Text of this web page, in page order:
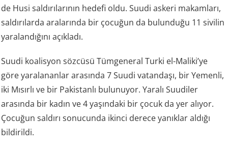
de Husi saldırılarının hedefi oldu. Suudi askeri makamları,
saldırılarda aralarında bir çocuğun da bulunduğu 11 sivilin
yaralandığını açıkladı.
Suudi koalisyon sözcüsü Tümgeneral Turki el-Maliki’ye
göre yaralananlar arasında 7 Suudi vatandaşı, bir Yemenli,
iki Mısırlı ve bir Pakistanlı bulunuyor. Yaralı Suudiler
arasında bir kadın ve 4 yaşındaki bir çocuk da yer alıyor.
Çocuğun saldırı sonucunda ikinci derece yanıklar aldığı
bildirildi.